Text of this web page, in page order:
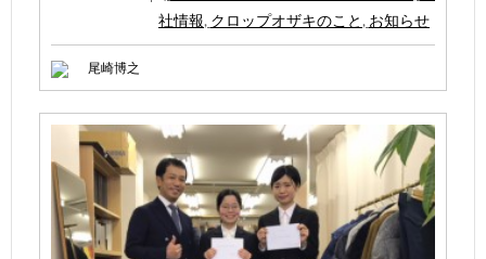
社情報, クロップオザキのこと, お知らせ
尾崎博之